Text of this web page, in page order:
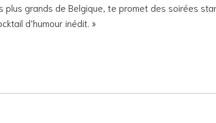
plus grands de Belgique, te promet des soirées
d’humour inédit. »